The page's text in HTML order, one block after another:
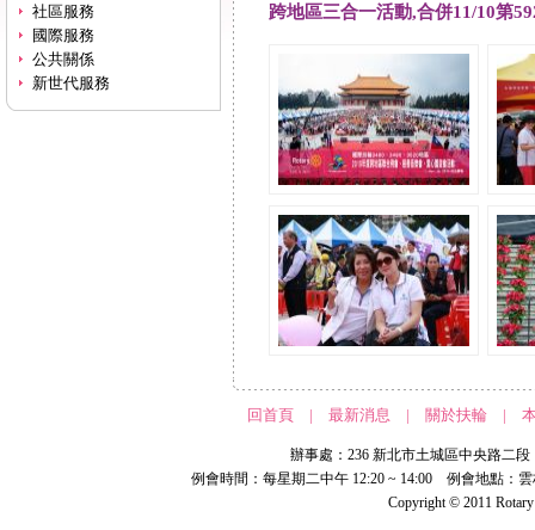
社區服務
國際服務
公共關係
新世代服務
跨地區三合一活動,合併11/10第
回首頁 | 最新消息 | 關於扶輪 |
辦事處：236 新北市土城區中央路二
例會時間：每星期二中午 12:20 ~ 14:00 例會地點：
Copyright © 2011